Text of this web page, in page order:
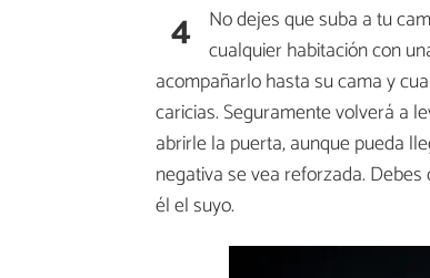
4 No dejes que suba a tu
cualquier habitación con
acompañarlo hasta su cama y
caricias. Seguramente volverá a
abrirle la puerta, aunque pueda
negativa se vea reforzada.
él el suyo.